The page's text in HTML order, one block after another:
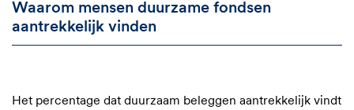
Waarom mensen duurzame fondsen
aantrekkelijk vinden
Het percentage dat duurzaam beleggen aantrekkelijk vindt